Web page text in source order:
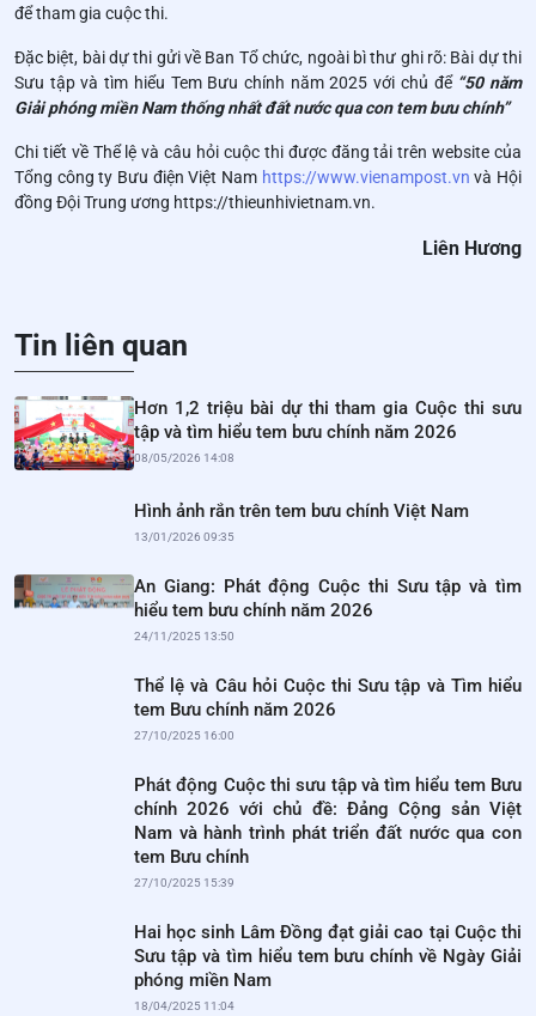
để tham gia cuộc thi.
Đặc biệt, bài dự thi gửi về Ban Tổ chức, ngoài bì thư ghi rõ: Bài dự thi
Sưu tập và tìm hiểu Tem Bưu chính năm 2025 với chủ để “50 năm
Giải phóng miền Nam thống nhất đất nước qua con tem bưu chính”
Chi tiết về Thể lệ và câu hỏi cuộc thi được đăng tải trên website của
Tổng công ty Bưu điện Việt Nam https://www.vienampost.vnvà Hội
đồng Đội Trung ương https://thieunhivietnam.vn.
Liên Hương
Tin liên quan
Hơn 1,2 triệu bài dự thi tham gia Cuộc thi sưu
tập và tìm hiểu tem bưu chính năm 2026
08/05/2026 14:08
Hình ảnh rắn trên tem bưu chính Việt Nam
13/01/2026 09:35
An Giang: Phát động Cuộc thi Sưu tập và tìm
hiểu tem bưu chính năm 2026
24/11/2025 13:50
Thể lệ và Câu hỏi Cuộc thi Sưu tập và Tìm hiểu
tem Bưu chính năm 2026
27/10/2025 16:00
Phát động Cuộc thi sưu tập và tìm hiểu tem Bưu
chính 2026 với chủ đề: Đảng Cộng sản Việt
Nam và hành trình phát triển đất nước qua con
tem Bưu chính
27/10/2025 15:39
Hai học sinh Lâm Đồng đạt giải cao tại Cuộc thi
Sưu tập và tìm hiểu tem bưu chính về Ngày Giải
phóng miền Nam
18/04/2025 11:04